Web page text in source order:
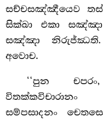
සච්චසඤ්ඤීයෙව
සික්ඛා එකා
සඤ්ඤා නිරුජ්ඣති.
අවොච.
‘‘පුන
සම්පසාදනං